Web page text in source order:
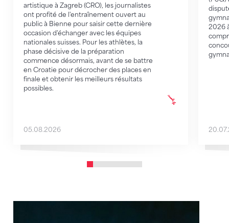
artistique à Zagreb (CRO), les journalistes
ont profité de l'entraînement ouvert au
public à Bienne pour saisir cette dernière
occasion d'échanger avec les équipes
nationales suisses. Pour les athlètes, la
phase décisive de la préparation
commence désormais, avant de se battre
en Croatie pour décrocher des places en
finale et obtenir les meilleurs résultats
possibles.
05.08.2026
2026